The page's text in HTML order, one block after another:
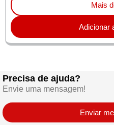
Mais
Adicionar
Precisa de ajuda?
Envie uma mensagem!
Enviar